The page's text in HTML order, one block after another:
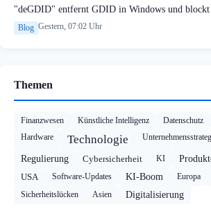
"deGDID" entfernt GDID in Windows und blockt
Blog Gestern, 07:02 Uhr
Themen
Finanzwesen Künstliche Intelligenz Datenschutz
Hardware
Technologie
Regulierung Cybersicherheit KI
USA
Software-Updates KI-Boom Europa
Sicherheitslücken
Asien Digitalisierung